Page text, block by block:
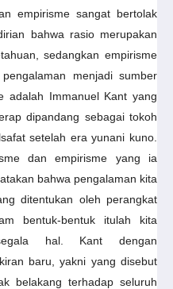
empirisme sangat bertolak
bahwa rasio merupakan
sedangkan empirisme
menjadi sumber
adalah Immanuel Kant yang
dipandang sebagai tokoh
setelah era yunani kuno.
dan empirisme yang ia
bahwa pengalaman kita
ditentukan oleh perangkat
bentuk-bentuk itulah kita
hal. Kant dengan
baru, yakni yang disebut
belakang terhadap seluruh